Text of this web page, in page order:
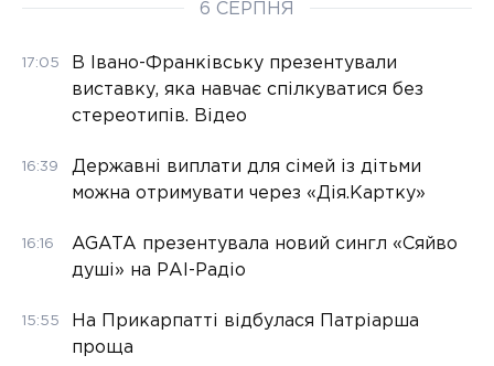
6 СЕРПНЯ
17:05
В Івано-Франківську презентували
виставку, яка навчає спілкуватися без
стереотипів. Відео
16:39
Державні виплати для сімей із дітьми
можна отримувати через «Дія.Картку»
16:16
AGATA презентувала новий сингл «Сяйво
душі» на РАІ-Радіо
15:55
На Прикарпатті відбулася Патріарша
проща